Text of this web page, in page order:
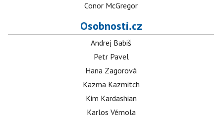
Conor McGregor
Osobnosti.cz
Andrej Babiš
Petr Pavel
Hana Zagorová
Kazma Kazmitch
Kim Kardashian
Karlos Vémola